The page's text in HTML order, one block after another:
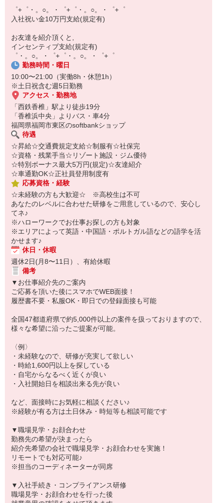
▼人気案件も多数♪
短期・期間限定・オープニング・官公庁案件
上場/優良/大手企業など
【スマホ面接実施中】
￣￣￣￣￣￣￣￣￣
自宅に居ながらスマホでカンタン面接OK！
オンライン面談なのでスピード対応。
゜+゜・。○。・゜+゜・。○。・゜+゜
入社祝い金10万円支給(規定有)
お友達を紹介頂くと,
インセンティブ支給(規定有)
゜・。○。・゜+゜・。○。・゜+゜
勤務時間・曜日
10:00〜21:00（実働8h・休憩1h）
※土日祝含む週5日勤務
アクセス・勤務地
「西鉄香椎」駅より徒歩19分
「香椎浜中央」よりバス・車4分
福岡県福岡市東区のsoftbankショップ
待遇
☆昇給☆交通費規定支給☆制服有☆社保完
☆資格・残業手当☆リゾート施設・ジム優待
☆特別ボーナス最大5万円(規定)☆友達紹介
☆車通勤OK☆正社員登用制度有
応募資格・経験
☆未経験の方も大歓迎☆ ※高校生は不可
あなたのレベルに合わせた研修をご用意しているので、安心し
てネ♪
※ハローワークでお仕事お探しの方も対象
※エリアによって英語・中国語・ポルトガル語などの語学を活
かせます♪
休日・休暇
週休2日(月8〜11日）、有給休暇
備考
▼お仕事紹介先のご案内
ご応募を頂いた後にスマホでWEB面接！
履歴書不要・私服OK・即日での登録面接も可能
全国47都道府県で約5,000件以上の案件を扱っておりますので、
様々な希望に沿ったご提案が可能。
〈例〉
・未経験なので、研修が充実して欲しい
・時給1,600円以上を探している
・自宅からなるべく近くが良い
・入社開始日を相談出来る先が良い
など、面接時にお気軽に相談ください♪
※経験が有る方は土日休み・時短等も相談可能です
▼職場見学・お顔合わせ
勤務先の希望が決まったら
紹介先希望の会社で職場見学・お顔合わせを実施！
リモートでも対応可能♪
※担当のコーディネーターが同席
▼入社手続き・コンプライアンス研修
職場見学・お顔合わせを行った後